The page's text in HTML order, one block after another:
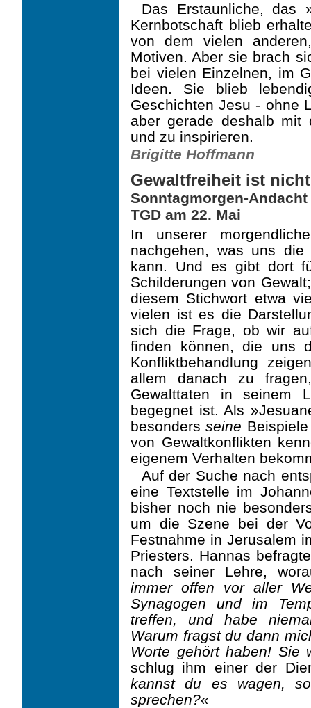
Das Erstaunliche, das
Kernbotschaft blieb
von dem vielen
Motiven. Aber sie brach
bei vielen Einzelnen, im
Ideen. Sie blieb
Geschichten Jesu - ohne
aber gerade deshalb
und zu inspirieren.
Brigitte Hoffmann
Gewaltfreiheit ist
Sonntagmorgen-
TGD am 22. Mai
In unserer
nachgehen, was uns
kann. Und es gibt dort
Schilderungen von
diesem Stichwort etwa
vielen ist es die
sich die Frage, ob wir
finden können, die uns
Konfliktbehandlung
allem danach zu
Gewalttaten in seinem
begegnet ist. Als
besondersseine
von Gewaltkonflikten
eigenem Verhalten
Auf der Suche nach
eine Textstelle im
bisher noch nie
um die Szene bei der
Festnahme in Jerusalem
Priesters. Hannas
nach seiner Lehre,
immer offen vor aller
Synagogen und im
treffen, und habe
Warum fragst du dann
Worte gehört haben! Sie
schlug ihm einer der
kannst du es wagen,
sprechen?«